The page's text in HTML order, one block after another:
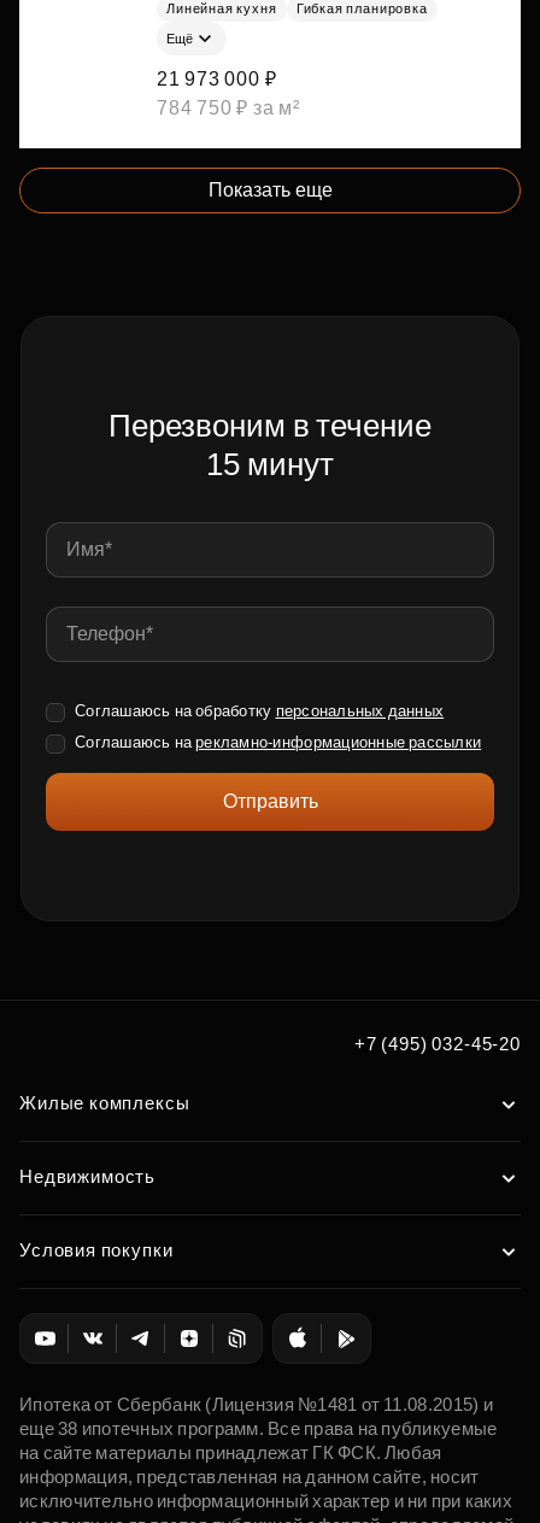
Линейная кухня
Гибкая планировка
Ещё
21 973 000 ₽
784 750 ₽ за м²
Показать еще
Перезвоним в течение
15 минут
Соглашаюсь на обработку персональных данных
Соглашаюсь нарекламно-информационные рассылки
Отправить
+7 (495) 032-45-20
Жилые комплексы
Недвижимость
Условия покупки
Ипотека от Сбербанк (Лицензия №1481 от 11.08.2015) и
еще 38 ипотечных программ. Все права на публикуемые
на сайте материалы принадлежат ГК ФСК. Любая
информация, представленная на данном сайте, носит
исключительно информационный характер и ни при каких